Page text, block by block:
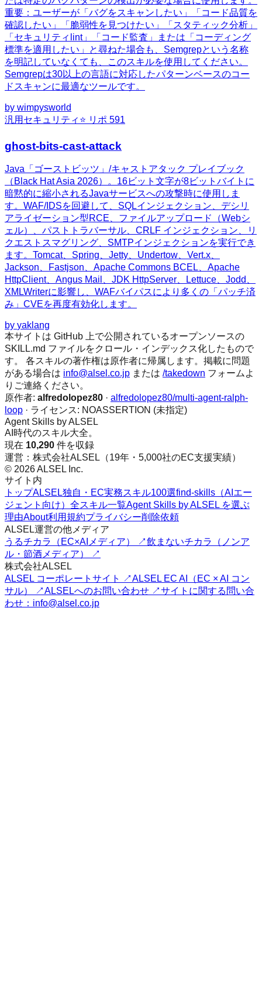
重要：ユーザーが「バグをスキャンしたい」「コード品質を
確認したい」「脆弱性を見つけたい」「スタティック分析」
「セキュリティlint」「コード監査」または「コーディング
標準を適用したい」と尋ねた場合も、Semgrepという名称
を明記していなくても、このスキルを使用してください。
Semgrepは30以上の言語に対応したパターンベースのコー
ドスキャンに最適なツールです。
by wimpysworld
汎用 セキュリティ ⭐ リポ 591
ghost-bits-cast-attack
Java「ゴーストビッツ」/キャストアタック プレイブック
（Black Hat Asia 2026）。16ビット文字が8ビットバイトに
暗黙的に縮小されるJavaサービスへの攻撃時に使用しま
す。WAF/IDSを回避して、SQLインジェクション、デシリ
アライゼーション型RCE、ファイルアップロード（Webシ
ェル）、パストトラバーサル、CRLF インジェクション、リ
クエストスマグリング、SMTPインジェクションを実行でき
ます。Tomcat、Spring、Jetty、Undertow、Vert.x、
Jackson、Fastjson、Apache Commons BCEL、Apache
HttpClient、Angus Mail、JDK HttpServer、Lettuce、Jodd、
XMLWriterに影響し、WAFバイパスにより多くの「パッチ済
み」CVEを再度有効化します。
by yaklang
本サイトは GitHub 上で公開されているオープンソースの
SKILL.md ファイルをクロール・インデックス化したもので
す。 各スキルの著作権は原作者に帰属します。掲載に問題
がある場合は info@alsel.co.jp または /takedown フォームよ
りご連絡ください。
原作者: alfredolopez80 · alfredolopez80/multi-agent-ralph-
loop · ライセンス: NOASSERTION (未指定)
Agent Skills by ALSEL
AI時代のスキル大全。
現在 10,290 件を収録
運営：株式会社ALSEL（19年・5,000社のEC支援実績）
© 2026 ALSEL Inc.
サイト内
トップALSEL独自・EC実務スキル100選find-skills（AIエー
ジェント向け） 全スキル一覧Agent Skills by ALSEL を選ぶ
理由About利用規約プライバシー削除依頼
ALSEL運営の他メディア
うるチカラ（EC×AIメディア） ↗飲まないチカラ（ノンア
ル・節酒メディア） ↗
株式会社ALSEL
ALSEL コーポレートサイト ↗ALSEL EC AI（EC × AI コン
サル） ↗ALSELへのお問い合わせ ↗サイトに関する問い合
わせ：info@alsel.co.jp